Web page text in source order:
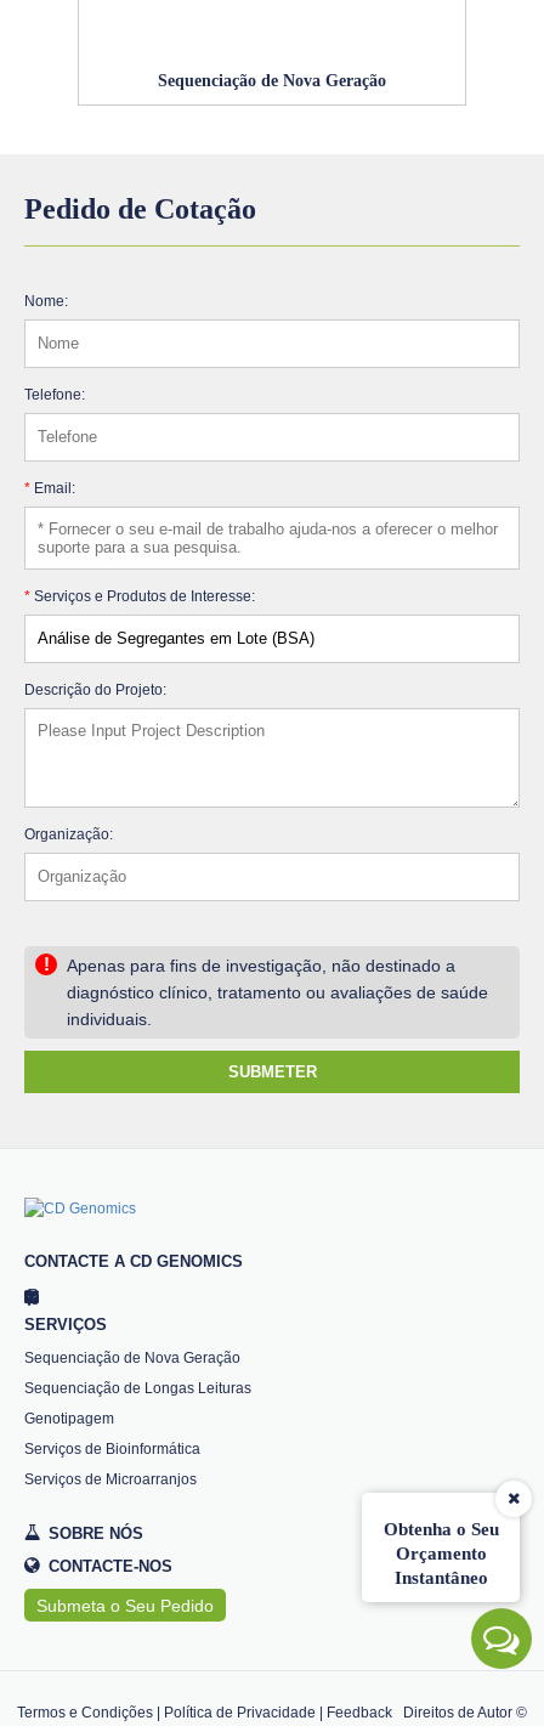
Obtenha o Seu
Orçamento
Instantâneo
Sequenciação de Nova Geração
Pedido de Cotação
Nome:
Telefone:
* Email:
* Serviços e Produtos de Interesse:
Descrição do Projeto:
Organização:
!
Apenas para fins de investigação, não destinado a
diagnóstico clínico, tratamento ou avaliações de saúde
individuais.
SUBMETER
CONTACTE A CD GENOMICS
SERVIÇOS
Sequenciação de Nova Geração
Sequenciação de Longas Leituras
Genotipagem
Serviços de Bioinformática
Serviços de Microarranjos
SOBRE NÓS
CONTACTE-NOS
Submeta o Seu Pedido
Termos e Condições | Política de Privacidade | Feedback Direitos de Autor ©